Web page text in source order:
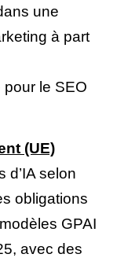
une
à part
pour le SEO
(UE)
d’IA selon
obligations
GPAI
avec des